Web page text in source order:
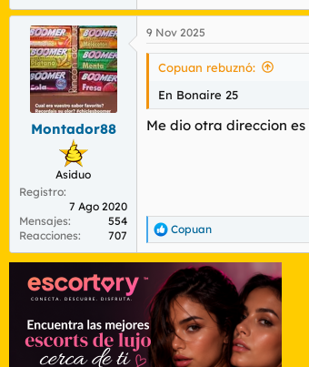
Montador88
Asiduo
Registro
7 Ago 2020
Mensajes
554
Reacciones
707
9 Nov 2025
Copuan rebuznó:
En Bonaire 25
Me dio otra direccion
R
e
a
c
i
o
e
Copuan